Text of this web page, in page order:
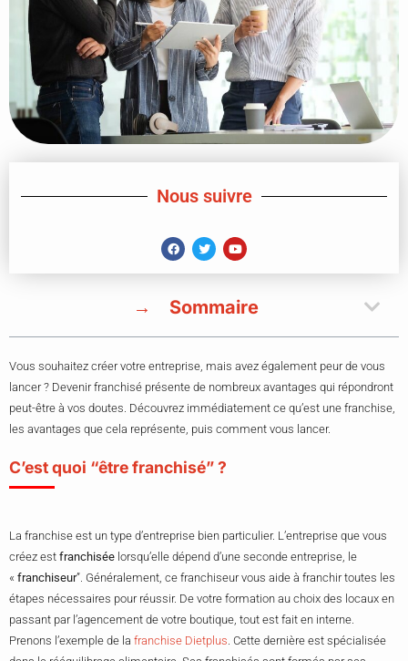
Nous suivre
Sommaire
Vous souhaitez créer votre entreprise, mais avez également peur de vous
lancer ? Devenir franchisé présente de nombreux avantages qui répondront
peut-être à vos doutes. Découvrez immédiatement ce qu’est une franchise,
les avantages que cela représente, puis comment vous lancer.
C’est quoi “être franchisé” ?
La franchise est un type d’entreprise bien particulier. L’entreprise que vous
créez est franchisée lorsqu’elle dépend d’une seconde entreprise, le
« franchiseur”. Généralement, ce franchiseur vous aide à franchir toutes les
étapes nécessaires pour réussir. De votre formation au choix des locaux en
passant par l’agencement de votre boutique, tout est fait en interne.
Prenons l’exemple de la franchise Dietplus . Cette dernière est spécialisée